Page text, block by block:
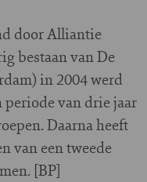
door Alliantie
bestaan van De
in 2004 werd
periode van drie jaar
Daarna heeft
van een tweede
[BP]